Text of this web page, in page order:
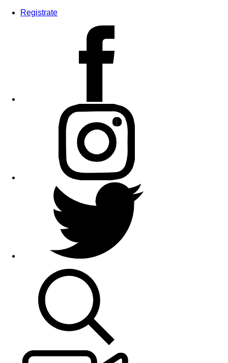
Registrate